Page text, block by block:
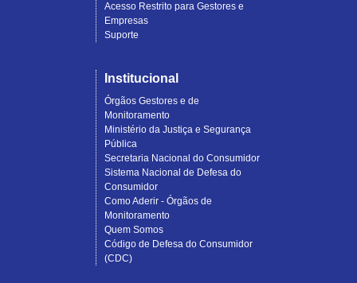
Acesso Restrito para Gestores e
Empresas
Suporte
Institucional
Órgãos Gestores e de
Monitoramento
Ministério da Justiça e Segurança
Pública
Secretaria Nacional do Consumidor
Sistema Nacional de Defesa do
Consumidor
Como Aderir - Órgãos de
Monitoramento
Quem Somos
Código de Defesa do Consumidor
(CDC)